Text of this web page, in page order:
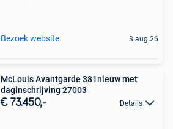
Bezoek website 3 aug 26
McLouis Avantgarde 381nieuw met
daginschrijving 27003
€ 73.450,- Details